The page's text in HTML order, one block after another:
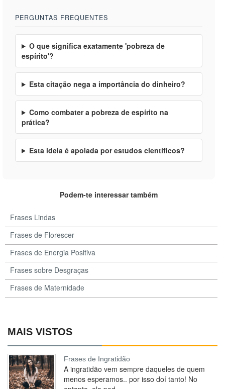
PERGUNTAS FREQUENTES
O que significa exatamente 'pobreza de
espírito'?
Esta citação nega a importância do dinheiro?
Como combater a pobreza de espírito na
prática?
Esta ideia é apoiada por estudos científicos?
Podem-te interessar também
Frases Lindas
Frases de Florescer
Frases de Energia Positiva
Frases sobre Desgraças
Frases de Maternidade
MAIS VISTOS
Frases de Ingratidão
A ingratidão vem sempre daqueles de quem
menos esperamos.. por isso doí tanto! No